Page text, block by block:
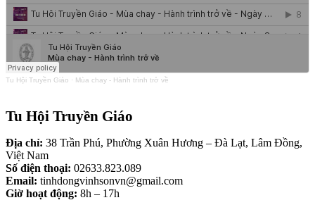
Tu Hội Truyền Giáo · Mùa chay - Hành trình trở về
Tu Hội Truyền Giáo
Địa chỉ: 38 Trần Phú, Phường Xuân Hương – Đà Lạt, Lâm Đồng,
Việt Nam
Số điện thoại: 02633.823.089
Email: tinhdongvinhsonvn@gmail.com
Giờ hoạt động: 8h – 17h